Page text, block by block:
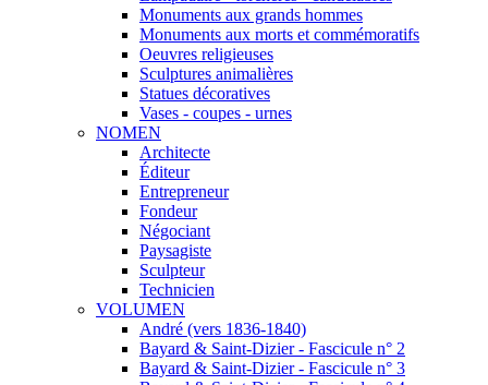
Monuments aux grands hommes
Monuments aux morts et commémoratifs
Oeuvres religieuses
Sculptures animalières
Statues décoratives
Vases - coupes - urnes
NOMEN
Architecte
Éditeur
Entrepreneur
Fondeur
Négociant
Paysagiste
Sculpteur
Technicien
VOLUMEN
André (vers 1836-1840)
Bayard & Saint-Dizier - Fascicule n° 2
Bayard & Saint-Dizier - Fascicule n° 3